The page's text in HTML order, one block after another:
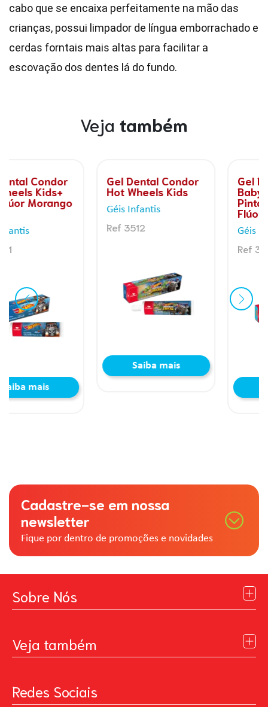
cabo que se encaixa perfeitamente na mão das
crianças, possui limpador de língua emborrachado e
cerdas forntais mais altas para facilitar a
escovação dos dentes lá do fundo.
Veja também
Gel Dental Condor
Hot Wheels Kids
Géis Infantis
Ref 3512
Gel Dental Condor
Baby Galinha
Pintadinha Sem
Flúor Morango 50g
Cadastre-se em nossa
newsletter
Fique por dentro de promoções e novidades
Sobre Nós
Contato
Trabalhe Conosco
Veja também
MasterChef
Redes Sociais